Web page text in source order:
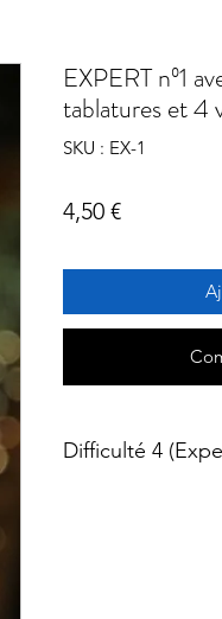
EXPERT nº1
tablatures et 4
SKU : EX-1
4,50 €Prix
Difficulté 4